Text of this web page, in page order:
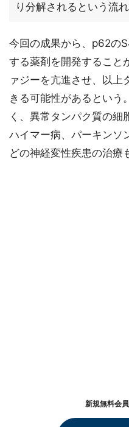
り分解されるという流
今回の成果から、p62の
する薬剤を開発すること
ァジーを亢進させ、以上
きる可能性があるという
く、異常タンパク質の細
ハイマー病、パーキンソ
どの神経変性疾患の治療
新規無料会